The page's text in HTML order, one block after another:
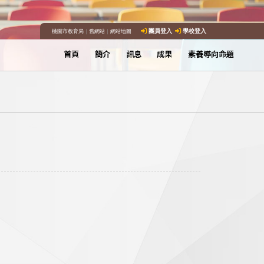
桃園市教育局｜ 舊網站｜ 網站地圖 團員登入 學校登入
首頁 簡介 訊息 成果 素養導向命題